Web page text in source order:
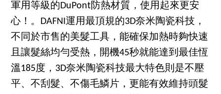
軍用等級的DuPont防熱材質，使用起來更安
心！。DAFNI運用最頂規的3D奈米陶瓷科技，
不同於市售的美髮工具，能確保加熱時夠快速
且讓髮絲均勻受熱，開機45秒就能達到最佳恆
溫185度，3D奈米陶瓷科技最大特色則是不壓
平、不刮髮、不傷毛鱗片，更能有效維持頭髮